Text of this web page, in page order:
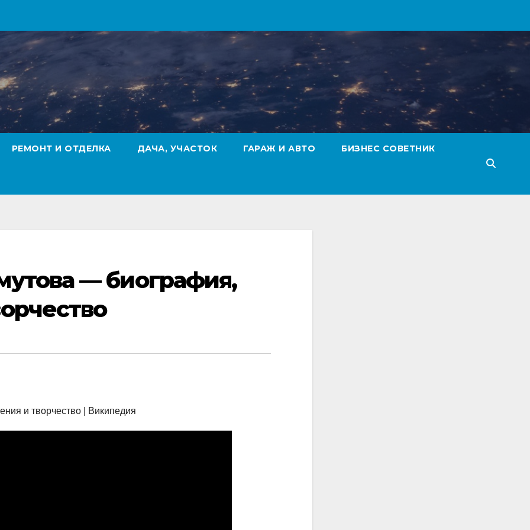
РЕМОНТ И ОТДЕЛКА ДАЧА, УЧАСТОК ГАРАЖ И АВТО БИЗНЕС СОВЕТНИК
— биография,